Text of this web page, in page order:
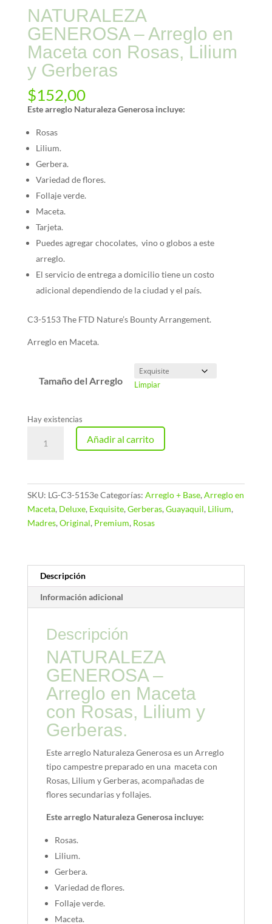
NATURALEZA
GENEROSA – Arreglo en
Maceta con Rosas, Lilium
y Gerberas
$152,00
Este arreglo Naturaleza Generosa incluye:
Rosas
Lilium.
Gerbera.
Variedad de flores.
Follaje verde.
Maceta.
Tarjeta.
Puedes agregar chocolates, vino o globos a este
arreglo.
El servicio de entrega a domicilio tiene un costo
adicional dependiendo de la ciudad y el país.
C3-5153 The FTD Nature’s Bounty Arrangement.
Arreglo en Maceta.
Tamaño del Arreglo Limpiar
Hay existencias
GENEROSA
Gerberas
cantidad
Añadir al carrito
SKU: LG-C3-5153eCategorías: Arreglo + Base, Arreglo en
Maceta, Deluxe, Exquisite, Gerberas, Guayaquil, Lilium,
Madres, Original, Premium, Rosas
Descripción
Información adicional
Descripción
NATURALEZA
GENEROSA –
Arreglo en Maceta
con Rosas, Lilium y
Gerberas.
Este arreglo Naturaleza Generosa es un Arreglo
tipo campestre preparado en una maceta con
Rosas, Lilium y Gerberas, acompañadas de
flores secundarias y follajes.
Este arreglo Naturaleza Generosa incluye:
Rosas.
Lilium.
Gerbera.
Variedad de flores.
Follaje verde.
Maceta.